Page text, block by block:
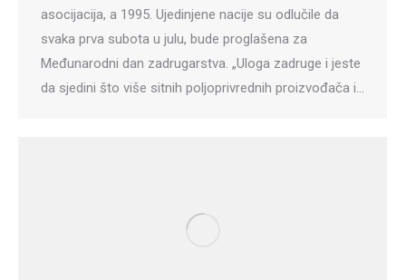
asocijacija, a 1995. Ujedinjene nacije su odlučile da
svaka prva subota u julu, bude proglašena za
Međunarodni dan zadrugarstva. „Uloga zadruge i jeste
da sjedini što više sitnih poljoprivrednih proizvođača i…